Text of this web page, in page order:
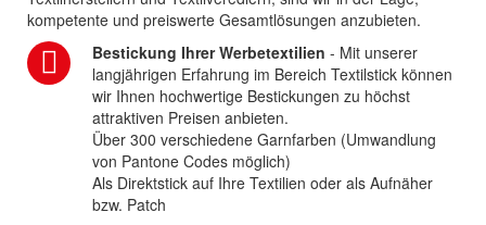
kompetente und preiswerte Gesamtlösungen anzubieten.
Bestickung Ihrer Werbetextilien - Mit unserer
langjährigen Erfahrung im Bereich Textilstick können
wir Ihnen hochwertige Bestickungen zu höchst
attraktiven Preisen anbieten.
Über 300 verschiedene Garnfarben (Umwandlung
von Pantone Codes möglich)
Als Direktstick auf Ihre Textilien oder als Aufnäher
bzw. Patch